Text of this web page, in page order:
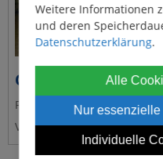
Weitere Informationen
und deren
Datenschutzerklärung.
Alle
Nur
Individuelle
Corvette B
Platz für 4 Personen
Vermieter: Le Boat